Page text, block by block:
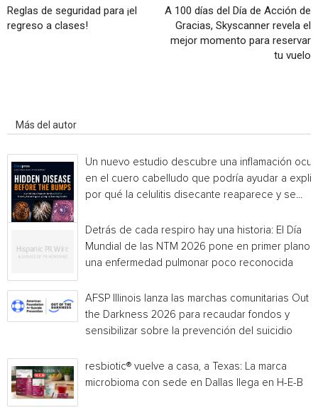
Reglas de seguridad para ¡el
regreso a clases!
A 100 días del Día de Acción de
Gracias, Skyscanner revela el
mejor momento para reservar
tu vuelo
Más del autor
Un nuevo estudio descubre una inflamación
en el cuero cabelludo que podría ayudar a
por qué la celulitis disecante reaparece y se...
Detrás de cada respiro hay una historia: El Día
Mundial de las NTM 2026 pone en primer plano
una enfermedad pulmonar poco reconocida
AFSP Illinois lanza las marchas comunitarias Out
the Darkness 2026 para recaudar fondos y
sensibilizar sobre la prevención del suicidio
resbiotic® vuelve a casa, a Texas: La marca
microbioma con sede en Dallas llega en H-E-B